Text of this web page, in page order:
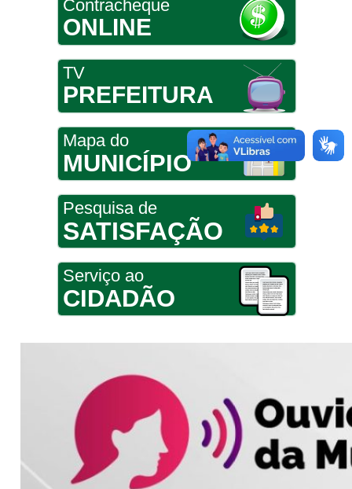
Contracheque
ONLINE
TV
PREFEITURA
Mapa do
MUNICÍPIO
Pesquisa de
SATISFAÇÃO
Serviço ao
CIDADÃO